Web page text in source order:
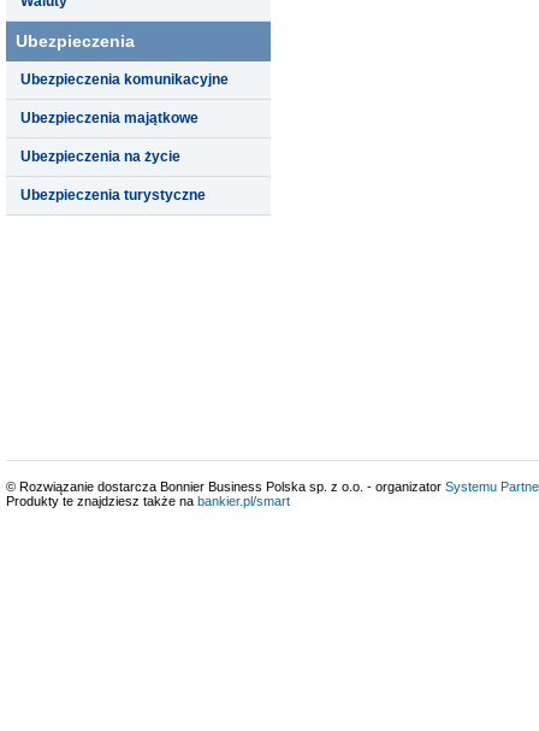
Ubezpieczenia
Ubezpieczenia komunikacyjne
Ubezpieczenia majątkowe
Ubezpieczenia na życie
Ubezpieczenia turystyczne
© Rozwiązanie dostarcza Bonnier Business Polska sp. z o.o. - organizator Systemu
Produkty te znajdziesz także na bankier.pl/smart